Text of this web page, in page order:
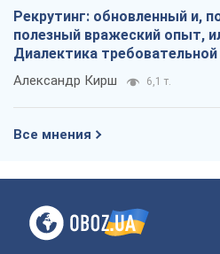
Рекрутинг: обновленный и,
полезный вражеский опыт,
Диалектика
Александр Кирш 6,1 т.
Все мнения